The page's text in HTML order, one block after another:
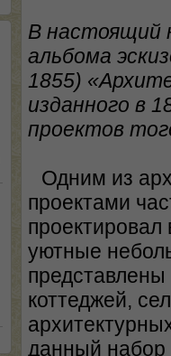
В настоящий
альбома
1855)
изданного в
проектов
Одним из
проектами
уютные
коттеджей,
данный набор